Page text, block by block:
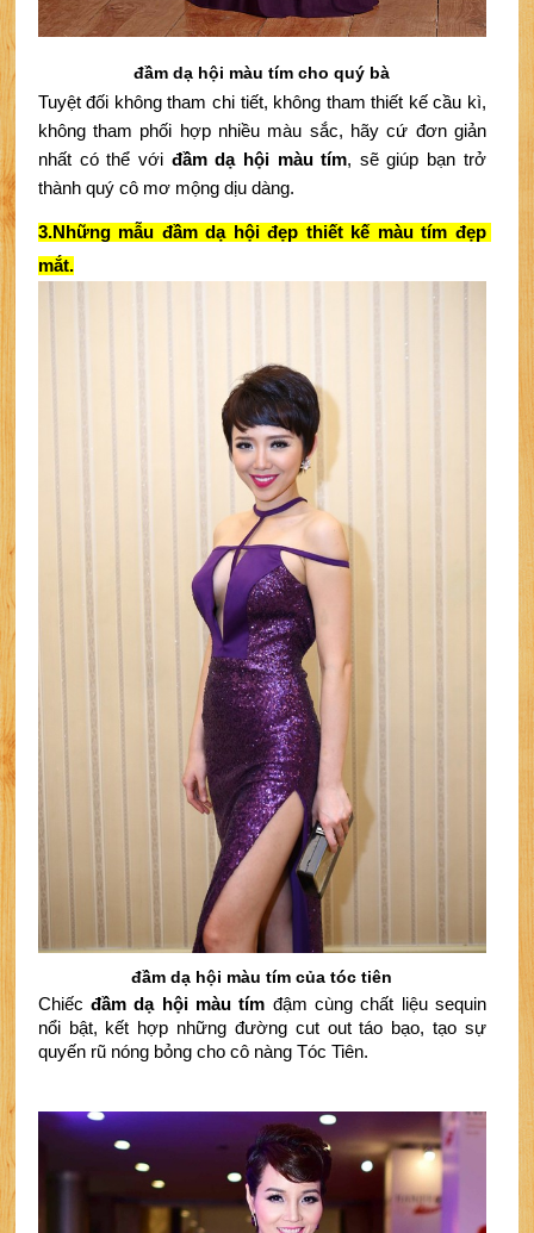
đầm dạ hội màu tím cho quý bà
Tuyệt đối không tham chi tiết, không tham thiết kế cầu kì,
không tham phối hợp nhiều màu sắc, hãy cứ đơn giản
nhất có thể với đầm dạ hội màu tím, sẽ giúp bạn trở
thành quý cô mơ mộng dịu dàng.
3.Những mẫu đầm dạ hội đẹp thiết kế màu tím đẹp
mắt.
đầm dạ hội màu tím của tóc tiên
Chiếc đầm dạ hội màu tím đậm cùng chất liệu sequin
nổi bật, kết hợp những đường cut out táo bạo, tạo sự
quyến rũ nóng bỏng cho cô nàng Tóc Tiên.